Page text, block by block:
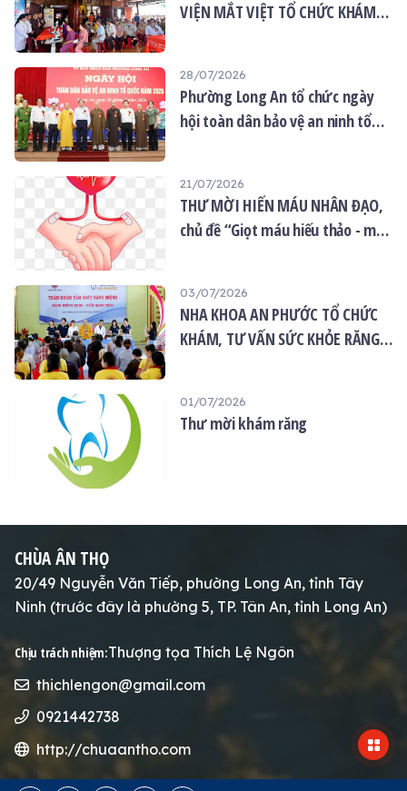
VIỆN MẮT VIỆT TỔ CHỨC KHÁM
28/07/2026
Phường Long An tổ chức ngày
hội toàn dân bảo vệ an ninh tổ
21/07/2026
THƯ MỜI HIẾN MÁU NHÂN ĐẠO,
chủ đề “Giọt máu hiếu thảo - mùa
03/07/2026
NHA KHOA AN PHƯỚC TỔ CHỨC
KHÁM, TƯ VẤN SỨC KHỎE RĂNG
01/07/2026
Thư mời khám răng
CHÙA ÂN THỌ
20/49 Nguyễn Văn Tiếp, phường Long An, tỉnh Tây
Ninh (trước đây là phường 5, TP. Tân An, tỉnh Long An)
Chịu trách nhiệm:Thượng tọa Thích Lệ Ngôn
thichlengon@gmail.com
0921442738
http://chuaantho.com